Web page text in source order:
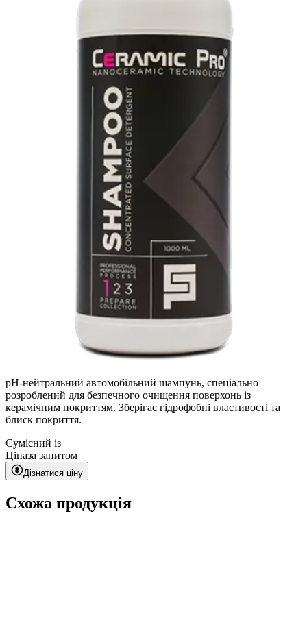
pH-нейтральний автомобільний шампунь, спеціально
розроблений для безпечного очищення поверхонь із
керамічним покриттям. Зберігає гідрофобні властивості та
блиск покриття.
Сумісний із
Ціназа запитом
Дізнатися ціну
Схожа продукція